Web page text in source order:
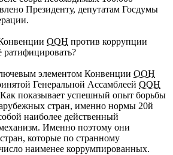
Президенту, депутатам Госдумы
ООН против коррупции
ратифицировать?
элементом Конвенции ООН
Генеральной Ассамблеей ООН
Как показывает успешный опыт борьбы
стран, именно нормы 20й
наиболее действенный
Именно поэтому они
которые по странному
наименее коррумпированных.